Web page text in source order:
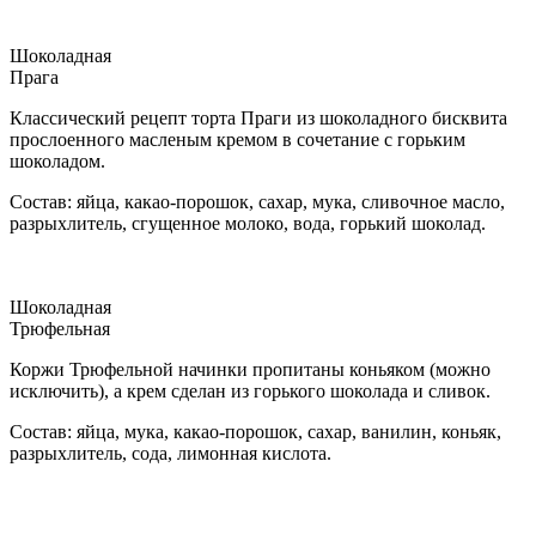
Шоколадная
Прага
Классический рецепт торта Праги из шоколадного бисквита
прослоенного масленым кремом в сочетание с горьким
шоколадом.
Состав: яйца, какао-порошок, сахар, мука, сливочное масло,
разрыхлитель, сгущенное молоко, вода, горький шоколад.
Шоколадная
Трюфельная
Коржи Трюфельной начинки пропитаны коньяком (можно
исключить), а крем сделан из горького шоколада и сливок.
Состав: яйца, мука, какао-порошок, сахар, ванилин, коньяк,
разрыхлитель, сода, лимонная кислота.